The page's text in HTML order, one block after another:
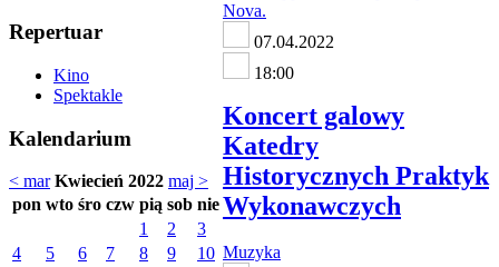
Repertuar
Kino
Spektakle
Kalendarium
< mar Kwiecień 2022 maj >
pon wto śro czw pią sob nie
1
2
3
4
5 6 7 8 9
10
07.04.2022
18:00
Koncert galowy
Katedry
Historycznych Praktyk
Wykonawczych
Muzyka